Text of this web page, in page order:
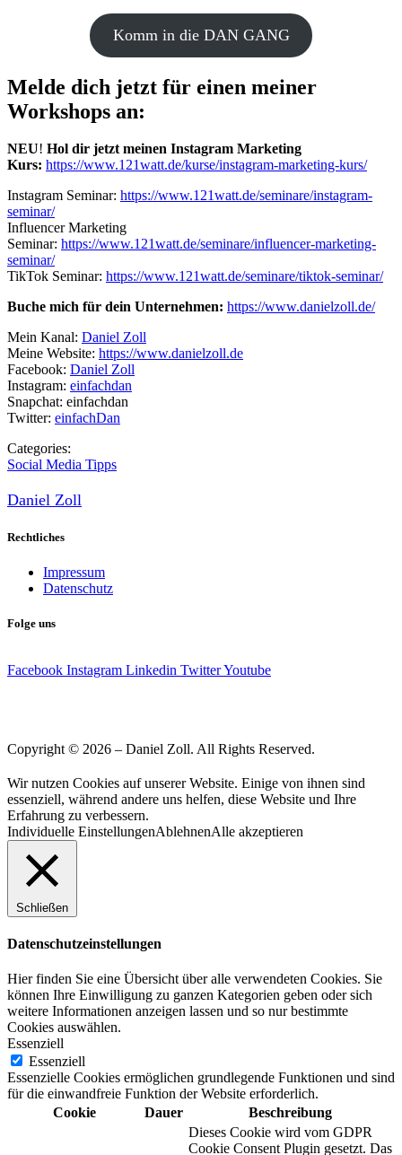
Komm in die DAN GANG
Melde dich jetzt für einen meiner
Workshops an:
NEU! Hol dir jetzt meinen Instagram Marketing
Kurs: https://www.121watt.de/kurse/instagram-marketing-kurs/
Instagram Seminar: https://www.121watt.de/seminare/instagram-
seminar/
Influencer Marketing
Seminar: https://www.121watt.de/seminare/influencer-marketing-
seminar/
TikTok Seminar: https://www.121watt.de/seminare/tiktok-seminar/
Buche mich für dein Unternehmen: https://www.danielzoll.de/
Mein Kanal: Daniel Zoll
Meine Website: https://www.danielzoll.de
Facebook: Daniel Zoll
Instagram: einfachdan
Snapchat: einfachdan
Twitter: einfachDan
Categories:
Social Media Tipps
Daniel Zoll
Rechtliches
Impressum
Datenschutz
Folge uns
Facebook Instagram Linkedin TwitterYoutube
Copyright © 2026 – Daniel Zoll. All Rights Reserved.
Wir nutzen Cookies auf unserer Website. Einige von ihnen sind
essenziell, während andere uns helfen, diese Website und Ihre
Erfahrung zu verbessern.
Individuelle EinstellungenAblehnenAlle akzeptieren
Schließen
Datenschutzeinstellungen
Hier finden Sie eine Übersicht über alle verwendeten Cookies. Sie
können Ihre Einwilligung zu ganzen Kategorien geben oder sich
weitere Informationen anzeigen lassen und so nur bestimmte
Cookies auswählen.
Essenziell
Essenziell
Essenzielle Cookies ermöglichen grundlegende Funktionen und sind
für die einwandfreie Funktion der Website erforderlich.
Cookie
Dauer
Beschreibung
Dieses Cookie wird vom GDPR
Cookie Consent Plugin gesetzt. Das